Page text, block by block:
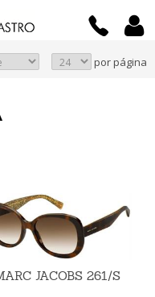
por página
JACOBS 261/S